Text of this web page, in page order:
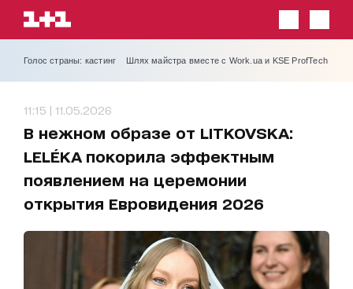
Голос страны: кастинг Шлях майстра вместе с Work.ua и KSE ProfTech
11:15 | 11.05.2026
В нежном образе от LITKOVSKA:
LELÉKA покорила эффектным
появлением на церемонии
открытия Евровидения 2026